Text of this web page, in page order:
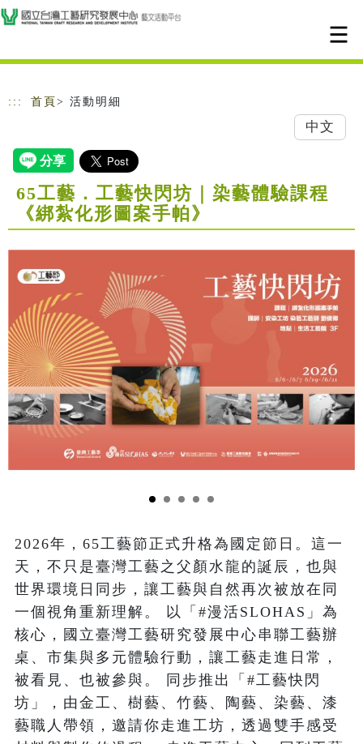
跳到主要內容
網站導覽
::: 首頁 > 活動明細
中文
65工藝．工藝快閃坊｜染藝體驗課程
《綁紮化形圖案手帕》
2026年，65工藝節正式升格為國定節日。這一
天，不只是臺灣工藝之父顏水龍的誕辰，也與
世界環境日同步，讓工藝與自然再次被放在同
一個視角重新理解。 以「#漫活SLOHAS」為
核心，國立臺灣工藝研究發展中心串聯工藝辦
桌、市集與多元體驗行動，讓工藝走進日常，
被看見、也被參與。 同步推出「#工藝快閃
坊」，由金工、樹藝、竹藝、陶藝、染藝、漆
藝職人帶領，邀請你走進工坊，透過雙手感受